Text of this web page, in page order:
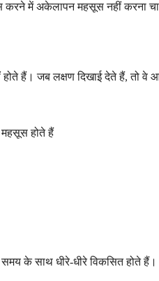
करने में अकेलापन महसूस नहीं करना
होते हैं। जब लक्षण दिखाई देते हैं,
महसूस होते हैं
के साथ धीरे-धीरे विकसित होते हैं।